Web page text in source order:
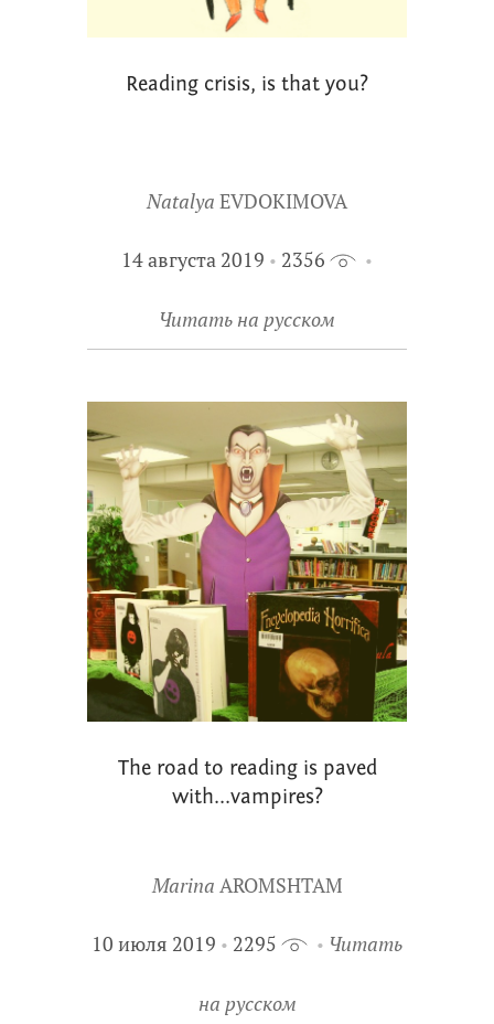
Reading crisis, is that you?
Natalya EVDOKIMOVA
14 августа 2019 2356
Читать на русском
The road to reading is paved
with...vampires?
Marina AROMSHTAM
10 июля 2019 2295 Читать
на русском